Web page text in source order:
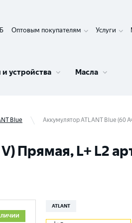
Оптовым покупателям Услуги
устройства Масла
Blue Аккумулятор ATLANT Blue (60
Прямая, L+ L2
ATLANT